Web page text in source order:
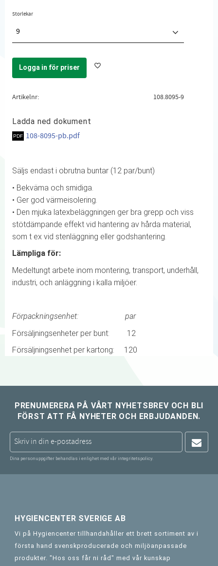
Storlekar
9
Logga in för priser Lägg till i favoriter
Artikelnr 108.8095-9
Ladda ned dokument
108-8095-pb.pdf
Säljs endast i obrutna buntar (12 par/bunt)
• Bekväma och smidiga.
• Ger god värmeisolering.
• Den mjuka latexbeläggningen ger bra grepp och viss
stötdämpande effekt vid hantering av hårda material,
som t ex vid stenläggning eller godshantering.
Lämpliga för:
Medeltungt arbete inom montering, transport, underhåll,
industri, och anläggning i kalla miljöer.
Förpackningsenhet: par
Försäljningsenheter per bunt: 12
Försäljningsenhet per kartong: 120
PRENUMERERA PÅ VÅRT NYHETSBREV OCH BLI
FÖRST ATT FÅ NYHETER OCH ERBJUDANDEN.
Dina personuppgifter behandlas i enlighet med vår integritetspolicy.
HYGIENCENTER SVERIGE AB
Vi på Hygiencenter tillhandahåller ett brett sortiment av i
första hand svenskproducerade och miljöanpassade
produkter. "Hos oss får ni råd" med vår kunskap